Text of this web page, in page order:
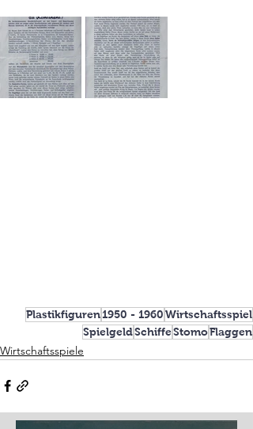
Plastikfiguren1950 - 1960Wirtschaftsspiel
SpielgeldSchiffeStomoFlaggen
Wirtschaftsspiele